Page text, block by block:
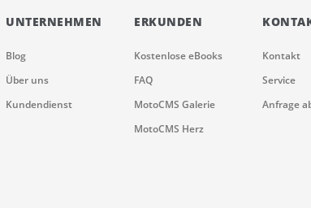
UNTERNEHMEN
Blog
Über uns
Kundendienst
ERKUNDEN
Kostenlose eBooks
FAQ
MotoCMS Galerie
MotoCMS Herz
Kontakt
Service
Anfrage